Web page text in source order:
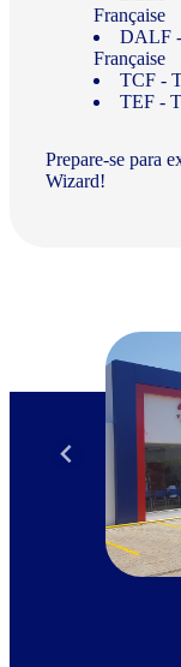
Française
DALF
Française
TCF -
TEF -
Prepare-se para
Wizard!